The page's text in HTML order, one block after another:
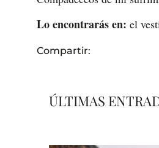
Lo encontrarás en: el
Compartir:
ÚLTIMAS